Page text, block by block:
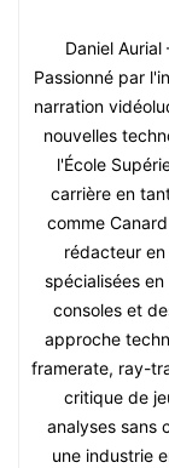
Daniel Aurial
Passionné par
narration
nouvelles
l'École
carrière en
comme
rédacteur
spécialisées
consoles et
approche
framerate, ray-
critique de
analyses sans
une industrie